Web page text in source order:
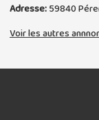
Adresse:59840
Voir les autres